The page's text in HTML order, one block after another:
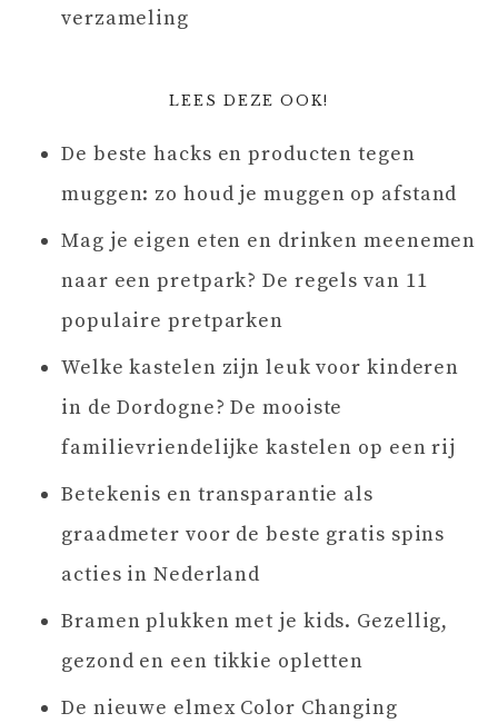
verzameling
LEES DEZE OOK!
De beste hacks en producten tegen
muggen: zo houd je muggen op afstand
Mag je eigen eten en drinken meenemen
naar een pretpark? De regels van 11
populaire pretparken
Welke kastelen zijn leuk voor kinderen
in de Dordogne? De mooiste
familievriendelijke kastelen op een rij
Betekenis en transparantie als
graadmeter voor de beste gratis spins
acties in Nederland
Bramen plukken met je kids. Gezellig,
gezond en een tikkie opletten
De nieuwe elmex Color Changing